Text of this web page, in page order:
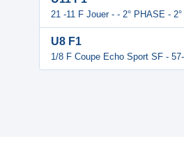
21 -11 F Jouer - - 2° PHASE -
U8 F1
1/8 F Coupe Echo Sport SF -